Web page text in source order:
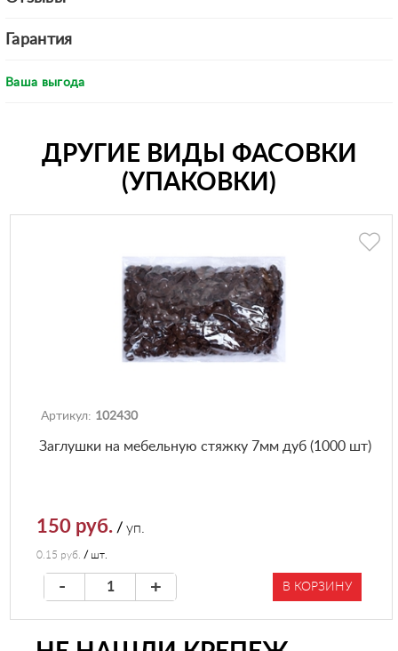
Гарантия
Ваша выгода
ДРУГИЕ ВИДЫ ФАСОВКИ
(УПАКОВКИ)
Артикул: 102430
Заглушки на мебельную стяжку 7мм дуб (1000 шт)
150 руб. /уп.
0.15 руб. / шт.
- + В КОРЗИНУ